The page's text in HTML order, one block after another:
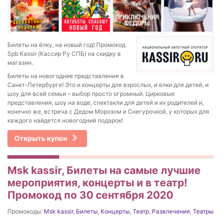
Билеты на ёлку, на новый год! Промокод
Spb Kassir (Кассир Ру СПБ) на скидку в
магазин.
Билеты на новогодние представления в
Санкт-Петербурге! Это и концерты для взрослых, и елки для детей, и
шоу для всей семьи – выбор просто огромный. Цирковые
представления, шоу на воде, спектакли для детей и их родителей и,
конечно же, встреча с Дедом Морозом и Снегурочкой, у которых для
каждого найдется новогодний подарок!
Открыть купон
Msk kassir, Билеты на самые лучшие
мероприятия, концерты и в театр!
Промокод по 30 сентября 2020
Промокоды: Msk kassir, Билеты Концерты Театр Развлечения Театры